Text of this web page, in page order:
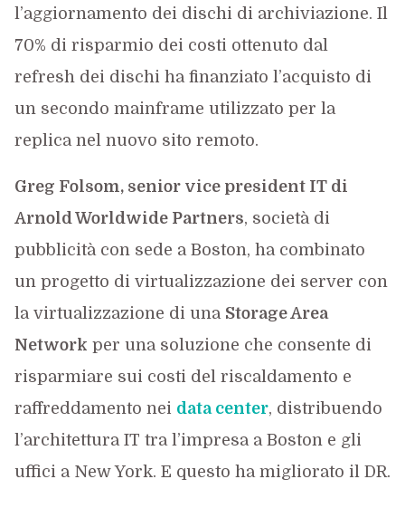
l’aggiornamento dei dischi di archiviazione. Il
70% di risparmio dei costi ottenuto dal
refresh dei dischi ha finanziato l’acquisto di
un secondo mainframe utilizzato per la
replica nel nuovo sito remoto.
Greg Folsom, senior vice president IT di
Arnold Worldwide Partners, società di
pubblicità con sede a Boston, ha combinato
un progetto di virtualizzazione dei server con
la virtualizzazione di una Storage Area
Network per una soluzione che consente di
risparmiare sui costi del riscaldamento e
raffreddamento nei data center, distribuendo
l’architettura IT tra l’impresa a Boston e gli
uffici a New York. E questo ha migliorato il DR.